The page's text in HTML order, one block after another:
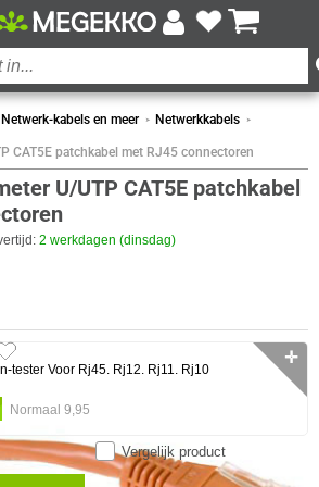
Netwerk-kabels en meer Netwerkkabels
CAT5E patchkabel met RJ45 connectoren
U/UTP CAT5E patchkabel
2 werkdagen (dinsdag)
Vergelijk product
tester Voor Rj45. Rj12. Rj11. Rj10
Normaal 9,95
✛